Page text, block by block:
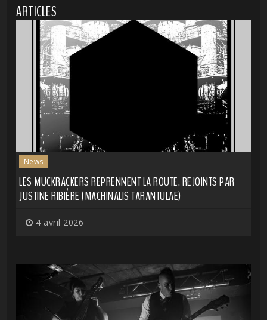
ARTICLES
News
LES MUCKRACKERS REPRENNENT LA ROUTE, REJOINTS PAR
JUSTINE RIBIÈRE (MACHINALIS TARANTULAE)
4 avril 2026